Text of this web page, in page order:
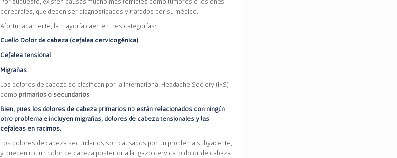
cerebrales, que deben ser diagnosticados y tratados por su médico.
Afortunadamente, la mayoría caen en tres categorías:
Cuello Dolor de cabeza (cefalea cervicogénica)
Cefalea tensional
Migrañas
Los dolores de cabeza se clasifican por la International Headache Society (IHS)
como primarios o secundarios
Bien, pues los dolores de cabeza primarios no están relacionados con ningún
otro problema e incluyen migrañas, dolores de cabeza tensionales y las
cefaleas en racimos.
Los dolores de cabeza secundarios son causados por un problema subyacente,
y pueden incluir dolor de cabeza posterior a latigazo cervical o dolor de cabeza